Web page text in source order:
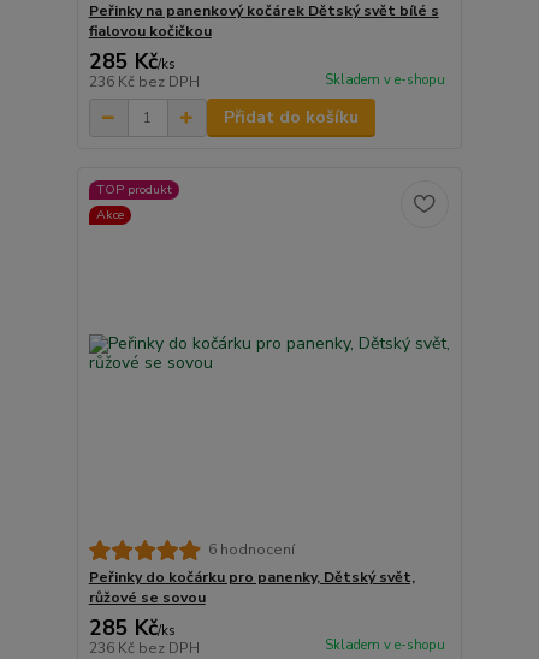
Peřinky na panenkový kočárek Dětský svět bílé s
fialovou kočičkou
285 Kč/ks
236 Kč bez DPH Skladem v e-shopu
Přidat do košíku
TOP produkt
Akce
6 hodnocení
Peřinky do kočárku pro panenky, Dětský svět,
růžové se sovou
285 Kč/ks
236 Kč bez DPH Skladem v e-shopu